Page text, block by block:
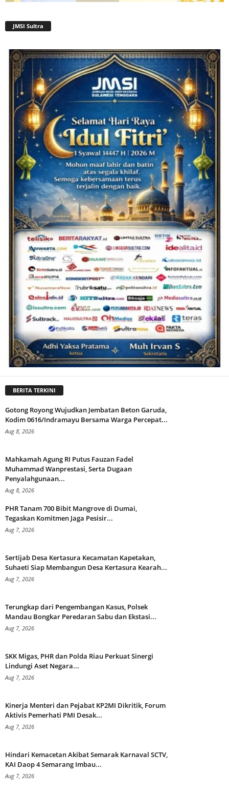
JMSI Sultra
BERITA TERKINI
Gotong Royong Wujudkan Jembatan Beton Garuda,
Kodim 0616/Indramayu Bersama Warga Percepat...
Aug 8, 2026
Mahkamah Agung RI Putus Fauzan Fadel
Muhammad Wanprestasi, Serta Dugaan
Penyalahgunaan...
Aug 8, 2026
PHR Tanam 700 Bibit Mangrove di Dumai,
Tegaskan Komitmen Jaga Pesisir...
Aug 7, 2026
Sertijab Desa Kertasura Kecamatan Kapetakan,
Suhaeti Siap Membangun Desa Kertasura Kearah...
Aug 7, 2026
Terungkap dari Pengembangan Kasus, Polsek
Mandau Bongkar Peredaran Sabu dan Ekstasi...
Aug 7, 2026
SKK Migas, PHR dan Polda Riau Perkuat Sinergi
Lindungi Aset Negara...
Aug 7, 2026
Kinerja Menteri dan Pejabat KP2MI Dikritik, Forum
Aktivis Pemerhati PMI Desak...
Aug 7, 2026
Hindari Kemacetan Akibat Semarak Karnaval SCTV,
KAI Daop 4 Semarang Imbau...
Aug 7, 2026